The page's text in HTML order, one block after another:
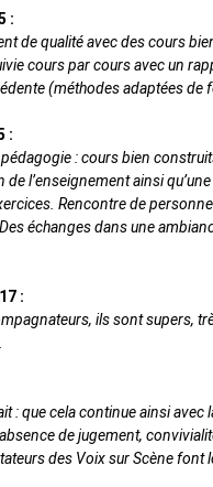
:
de qualité avec des cours
cours par cours avec un
(méthodes adaptées de
:
: cours bien
l’enseignement ainsi
Rencontre de
échanges dans une
:
ils sont supers,
: que cela continue ainsi avec
de jugement,
des Voix sur Scène font